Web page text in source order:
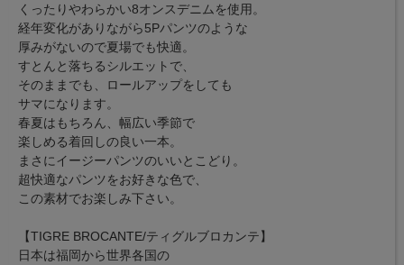
くったりやわらかい8オンスデニムを使用。
経年変化がありながら5Pパンツのような
厚みがないので夏場でも快適。
すとんと落ちるシルエットで、
そのままでも、ロールアップをしても
サマになります。
春夏はもちろん、幅広い季節で
楽しめる着回しの良い一本。
まさにイージーパンツのいいとこどり。
超快適なパンツをお好きな色で、
この素材でお楽しみ下さい。
【TIGRE BROCANTE/ティグルブロカンテ】
日本は福岡から世界各国の